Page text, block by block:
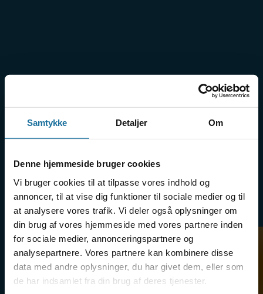
Samtykke Detaljer Om
Denne hjemmeside bruger cookies
Vi bruger cookies til at tilpasse vores indhold og
annoncer, til at vise dig funktioner til sociale medier og til
at analysere vores trafik. Vi deler også oplysninger om
din brug af vores hjemmeside med vores partnere inden
for sociale medier, annonceringspartnere og
analysepartnere. Vores partnere kan kombinere disse
data med andre oplysninger, du har givet dem, eller som
de har indsamlet fra din brug af deres tjenester.
Fagene på HF Uni
Naturvidenskab
Uni Naturvidenskab
Alle på HF får følgende fag:
Dansk A
Engelsk B
Praktiske og kreative fag